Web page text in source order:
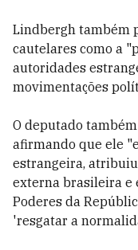
Lindbergh também
cautelares como a
autoridades
movimentações
O deputado
afirmando que ele
estrangeira,
externa brasileira e
Poderes da
'resgatar a